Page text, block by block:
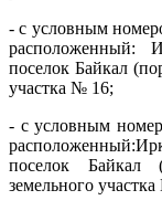
- с условным
расположенный:
поселок Байкал
участка № 16;
- с условным
поселок Байкал
земельного